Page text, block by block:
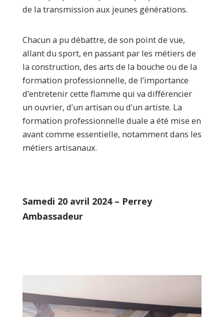
de la transmission aux jeunes générations.
Chacun a pu débattre, de son point de vue,
allant du sport, en passant par les métiers de
la construction, des arts de la bouche ou de la
formation professionnelle, de l’importance
d’entretenir cette flamme qui va différencier
un ouvrier, d’un artisan ou d’un artiste. La
formation professionnelle duale a été mise en
avant comme essentielle, notamment dans les
métiers artisanaux.
Samedi 20 avril 2024 – Perrey
Ambassadeur